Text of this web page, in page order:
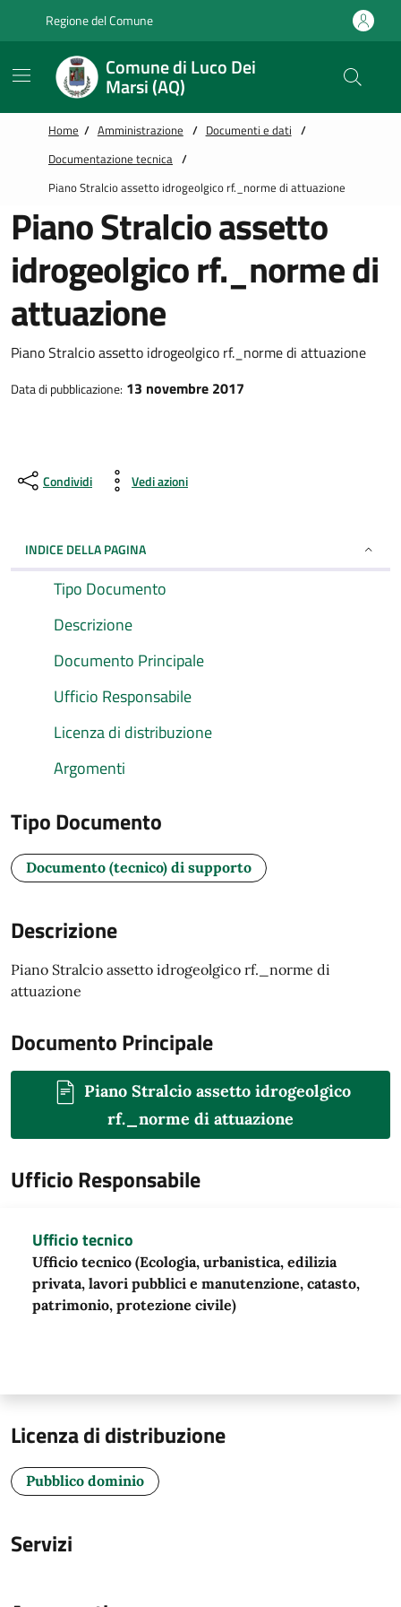
Regione del Comune
Comune di Luco Dei
Marsi (AQ)
Home / Amministrazione / Documenti e dati /
Documentazione tecnica /
Piano Stralcio assetto idrogeolgico rf._norme di attuazione
Piano Stralcio assetto
idrogeolgico rf._norme di
attuazione
Piano Stralcio assetto idrogeolgico rf._norme di attuazione
Data di pubblicazione: 13 novembre 2017
Condividi Vedi azioni
INDICE DELLA PAGINA
Tipo Documento
Descrizione
Documento Principale
Ufficio Responsabile
Licenza di distribuzione
Argomenti
Tipo Documento
Documento (tecnico) di supporto
Descrizione
Piano Stralcio assetto idrogeolgico rf._norme di
attuazione
Documento Principale
Piano Stralcio assetto idrogeolgico
rf._norme di attuazione
Ufficio Responsabile
Ufficio tecnico
Ufficio tecnico (Ecologia, urbanistica, edilizia
privata, lavori pubblici e manutenzione, catasto,
patrimonio, protezione civile)
Licenza di distribuzione
Pubblico dominio
Servizi